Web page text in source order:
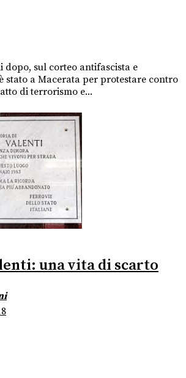
dopo, sul corteo antifascista e
stato a Macerata per protestare contro
di terrorismo e...
una vita di scarto